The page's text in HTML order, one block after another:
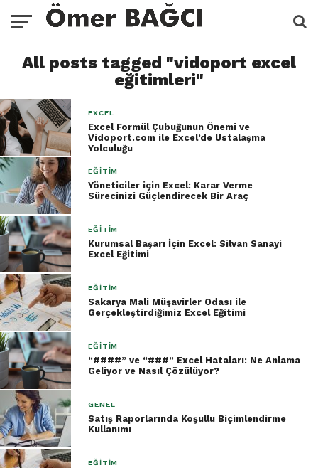
All posts tagged "vidoport excel
eğitimleri"
EXCEL
Excel Formül Çubuğunun Önemi ve
Vidoport.com ile Excel’de Ustalaşma
Yolculuğu
EĞITIM
Yöneticiler için Excel: Karar Verme
Sürecinizi Güçlendirecek Bir Araç
EĞITIM
Kurumsal Başarı İçin Excel: Silvan Sanayi
Excel Eğitimi
EĞITIM
Sakarya Mali Müşavirler Odası ile
Gerçekleştirdiğimiz Excel Eğitimi
EĞITIM
“####” ve “###” Excel Hataları: Ne Anlama
Geliyor ve Nasıl Çözülüyor?
GENEL
Satış Raporlarında Koşullu Biçimlendirme
Kullanımı
EĞITIM